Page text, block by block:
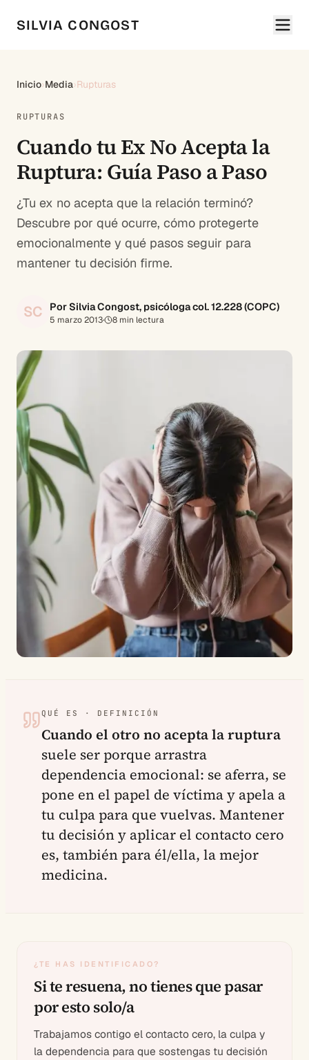
SILVIA CONGOST
Inicio›Media›Rupturas
RUPTURAS
Cuando tu Ex No Acepta la
Ruptura: Guía Paso a Paso
¿Tu ex no acepta que la relación terminó?
Descubre por qué ocurre, cómo protegerte
emocionalmente y qué pasos seguir para
mantener tu decisión firme.
SC Por Silvia Congost, psicóloga col. 12.228 (COPC)
5 marzo 2013· 8 min lectura
QUÉ ES · DEFINICIÓN
Cuando el otro no acepta la ruptura
suele ser porque arrastra
dependencia emocional: se aferra, se
pone en el papel de víctima y apela a
tu culpa para que vuelvas. Mantener
tu decisión y aplicar el contacto cero
es, también para él/ella, la mejor
medicina.
¿TE HAS IDENTIFICADO?
Si te resuena, no tienes que pasar
por esto solo/a
Trabajamos contigo el contacto cero, la culpa y
la dependencia para que sostengas tu decisión